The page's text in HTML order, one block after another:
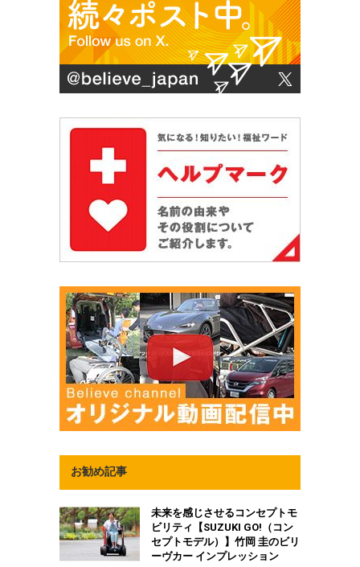
お勧め記事
未来を感じさせるコンセプトモ
ビリティ【SUZUKI GO!（コン
セプトモデル）】竹岡 圭のビリ
ーヴカー インプレッション